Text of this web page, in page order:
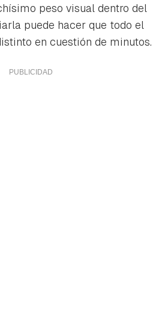
peso visual dentro del
puede hacer que todo el
en cuestión de minutos.